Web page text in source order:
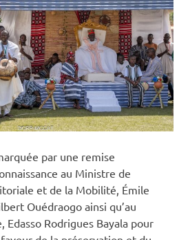
par une remise
au Ministre de
et de la Mobilité, Émile
Ouédraogo ainsi qu’au
Edasso Rodrigues Bayala pour